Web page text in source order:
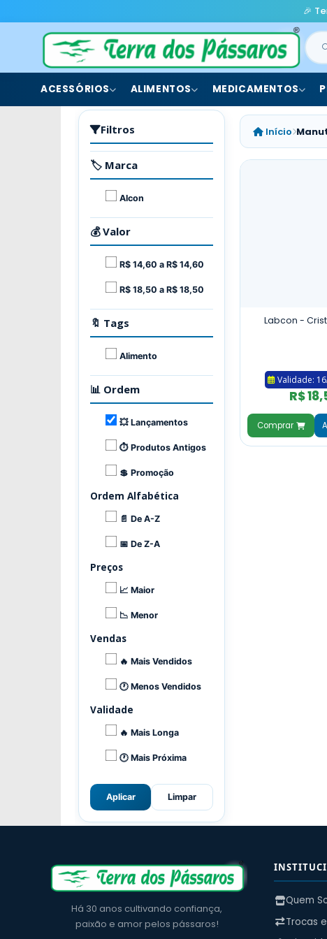
🎉
ACESSÓRIOS ALIMENTOS MEDICAMENTOS
Filtros
🏷️ Marca
Alcon
💰 Valor
R$ 14,60 a R$ 14,60
R$ 18,50 a R$ 18,50
🔖 Tags
Alimento
📊 Ordem
💥 Lançamentos
⏱ Produtos Antigos
💲 Promoção
Ordem Alfabética
📄 De A-Z
📅 De Z-A
Preços
📈 Maior
📉 Menor
Vendas
🔥 Mais Vendidos
🕐 Menos Vendidos
Validade
🔥 Mais Longa
🕐 Mais Próxima
Aplicar Limpar
Início
Labcon -
Validade:
R$
Comprar
Há 30 anos cultivando confiança,
paixão e amor pelos pássaros!
Quem
Trocas